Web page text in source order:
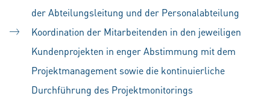
der Abteilungsleitung und der Personalabteilung
Koordination der Mitarbeitenden in den jeweiligen
Kundenprojekten in enger Abstimmung mit dem
Projektmanagement sowie die kontinuierliche
Durchführung des Projektmonitorings